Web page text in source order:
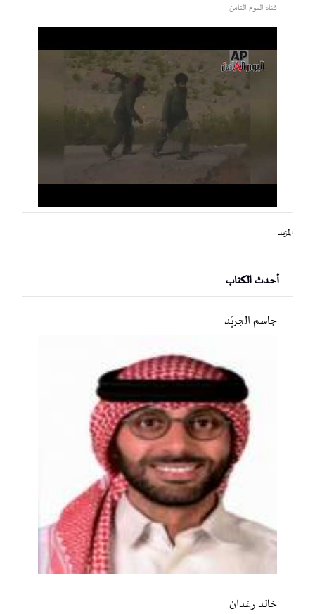
قناة اليوم الثامن
المزيد
أحدث الكتاب
جاسم الجريّد
خالد رغدان